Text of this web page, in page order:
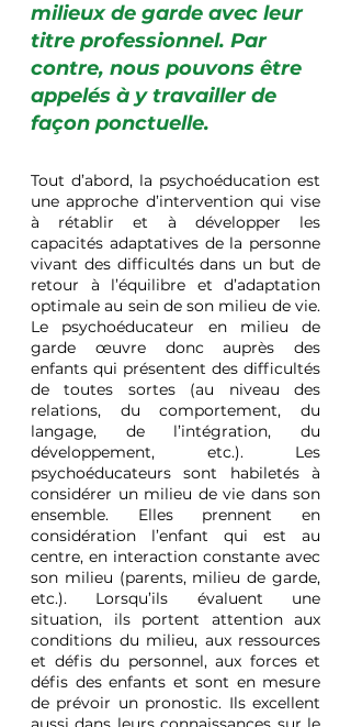
milieux de garde avec leur
titre professionnel. Par
contre, nous pouvons être
appelés à y travailler de
façon ponctuelle.
Tout d’abord, la psychoéducation est
une approche d’intervention qui vise
à rétablir et à développer les
capacités adaptatives de la personne
vivant des difficultés dans un but de
retour à l’équilibre et d’adaptation
optimale au sein de son milieu de vie.
Le psychoéducateur en milieu de
garde œuvre donc auprès des
enfants qui présentent des difficultés
de toutes sortes (au niveau des
relations, du comportement, du
langage, de l’intégration, du
développement, etc.). Les
psychoéducateurs sont habiletés à
considérer un milieu de vie dans son
ensemble. Elles prennent en
considération l’enfant qui est au
centre, en interaction constante avec
son milieu (parents, milieu de garde,
etc.). Lorsqu’ils évaluent une
situation, ils portent attention aux
conditions du milieu, aux ressources
et défis du personnel, aux forces et
défis des enfants et sont en mesure
de prévoir un pronostic. Ils excellent